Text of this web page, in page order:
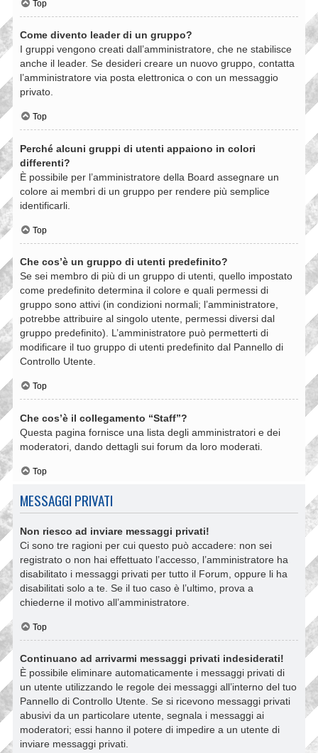
Top
Come divento leader di un gruppo?
I gruppi vengono creati dall’amministratore, che ne stabilisce
anche il leader. Se desideri creare un nuovo gruppo, contatta
l’amministratore via posta elettronica o con un messaggio
privato.
Top
Perché alcuni gruppi di utenti appaiono in colori
differenti?
È possibile per l’amministratore della Board assegnare un
colore ai membri di un gruppo per rendere più semplice
identificarli.
Top
Che cos’è un gruppo di utenti predefinito?
Se sei membro di più di un gruppo di utenti, quello impostato
come predefinito determina il colore e quali permessi di
gruppo sono attivi (in condizioni normali; l’amministratore,
potrebbe attribuire al singolo utente, permessi diversi dal
gruppo predefinito). L’amministratore può permetterti di
modificare il tuo gruppo di utenti predefinito dal Pannello di
Controllo Utente.
Top
Che cos’è il collegamento “Staff”?
Questa pagina fornisce una lista degli amministratori e dei
moderatori, dando dettagli sui forum da loro moderati.
Top
MESSAGGI PRIVATI
Non riesco ad inviare messaggi privati!
Ci sono tre ragioni per cui questo può accadere: non sei
registrato o non hai effettuato l’accesso, l’amministratore ha
disabilitato i messaggi privati per tutto il Forum, oppure li ha
disabilitati solo a te. Se il tuo caso è l’ultimo, prova a
chiederne il motivo all’amministratore.
Top
Continuano ad arrivarmi messaggi privati indesiderati!
È possibile eliminare automaticamente i messaggi privati ​​di
un utente utilizzando le regole dei messaggi all’interno del tuo
Pannello di Controllo Utente. Se si ricevono messaggi privati ​​
abusivi da un particolare utente, segnala i messaggi ai
moderatori; essi hanno il potere di impedire a un utente di
inviare messaggi privati​​.